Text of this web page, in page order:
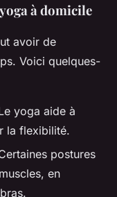
à domicile
avoir de
Voici quelques-
yoga aide à
la flexibilité.
postures
en